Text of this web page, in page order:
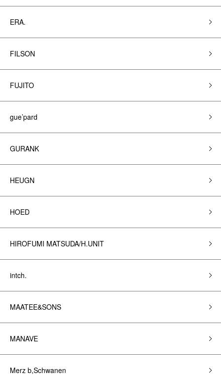
ERA.
FILSON
FUJITO
gue’pard
GURANK
HEUGN
HOED
HIROFUMI MATSUDA/H.UNIT
intch.
MAATEE&SONS
MANAVE
Merz b,Schwanen